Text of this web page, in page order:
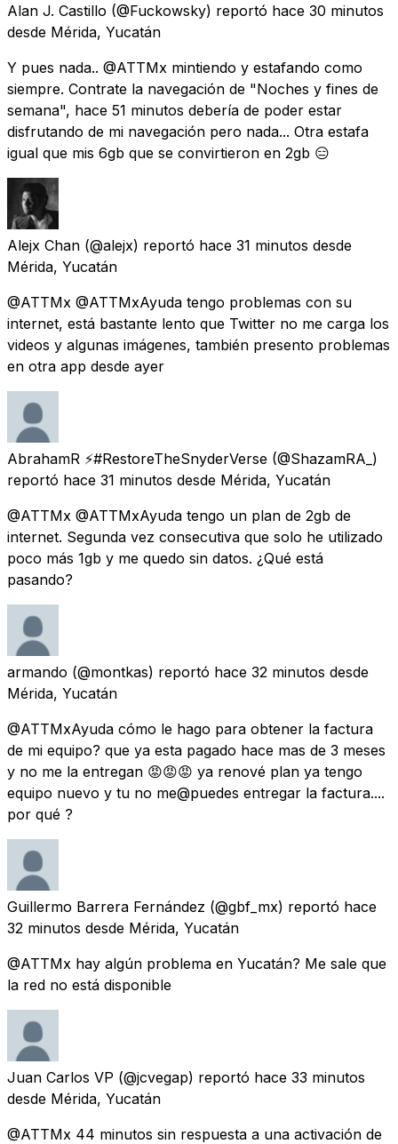
Alan J. Castillo (@Fuckowsky) reportó hace 30 minutos
desde Mérida, Yucatán
Y pues nada.. @ATTMx mintiendo y estafando como
siempre. Contrate la navegación de "Noches y fines de
semana", hace 51 minutos debería de poder estar
disfrutando de mi navegación pero nada... Otra estafa
igual que mis 6gb que se convirtieron en 2gb 😑
Alejx Chan (@alejx) reportó hace 31 minutos desde
Mérida, Yucatán
@ATTMx @ATTMxAyuda tengo problemas con su
internet, está bastante lento que Twitter no me carga los
videos y algunas imágenes, también presento problemas
en otra app desde ayer
AbrahamR ⚡#RestoreTheSnyderVerse (@ShazamRA_)
reportó hace 31 minutos desde Mérida, Yucatán
@ATTMx @ATTMxAyuda tengo un plan de 2gb de
internet. Segunda vez consecutiva que solo he utilizado
poco más 1gb y me quedo sin datos. ¿Qué está
pasando?
armando (@montkas) reportó hace 32 minutos desde
Mérida, Yucatán
@ATTMxAyuda cómo le hago para obtener la factura
de mi equipo? que ya esta pagado hace mas de 3 meses
y no me la entregan 😡😡😡 ya renové plan ya tengo
equipo nuevo y tu no me@puedes entregar la factura....
por qué ?
Guillermo Barrera Fernández (@gbf_mx) reportó hace
32 minutos desde Mérida, Yucatán
@ATTMx hay algún problema en Yucatán? Me sale que
la red no está disponible
Juan Carlos VP (@jcvegap) reportó hace 33 minutos
desde Mérida, Yucatán
@ATTMx 44 minutos sin respuesta a una activación de